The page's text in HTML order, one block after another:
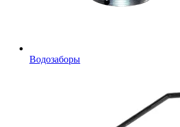
Водозаборы